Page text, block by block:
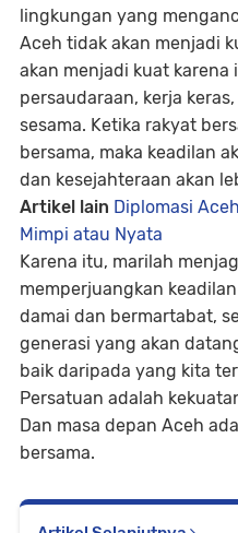
lingkungan yang
Aceh tidak akan menjadi
akan menjadi kuat karena
persaudaraan, kerja
sesama. Ketika rakyat
bersama, maka keadilan
dan kesejahteraan akan
Artikel lain Diplomasi
Mimpi atau Nyata
Karena itu, marilah
memperjuangkan
damai dan bermartabat,
generasi yang akan
baik daripada yang kita
Persatuan adalah
Dan masa depan Aceh
bersama.